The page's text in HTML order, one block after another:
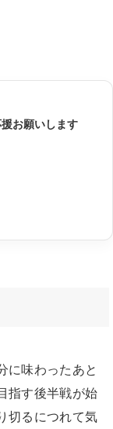
お願いします
に味わったあと
指す後半戦が始
切るにつれて気